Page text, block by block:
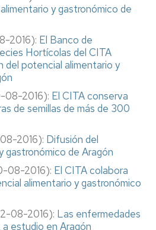
y gastronómico de
2016): El Banco de
Hortícolas del CITA
del potencial alimentario y
08-2016): El CITA conserva
de semillas de más de 300
2016): Difusión del
gastronómico de Aragón
08-2016): El CITA colabora
alimentario y gastronómico
08-2016): Las enfermedades
a estudio en Aragón